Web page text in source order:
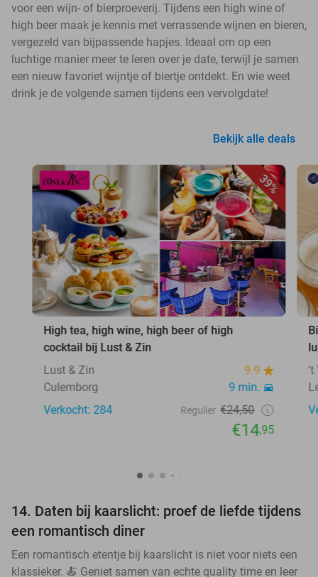
voor een wijn- of bierproeverij. Tijdens een high wine of
high beer maak je kennis met verrassende wijnen en bieren,
vergezeld van bijpassende hapjes. Ideaal om op een
luchtige manier meer te leren over je date, terwijl je samen
een nieuw favoriet wijntje of biertje ontdekt. En wie weet
drink je de volgende samen tijdens een vervolgdate!
Bekijk alle deals
39%
High tea, high wine, high beer of high
cocktail bij Lust & Zin
Lust & Zin
9.9
Culemborg
9 min.
Verkocht: 284
Regulier €24,50
€14,95
't
14. Daten bij kaarslicht: proef de liefde tijdens
een romantisch diner
Een romantisch etentje bij kaarslicht is niet voor niets een
klassieker. 🍝 Geniet samen van echte quality time en leer